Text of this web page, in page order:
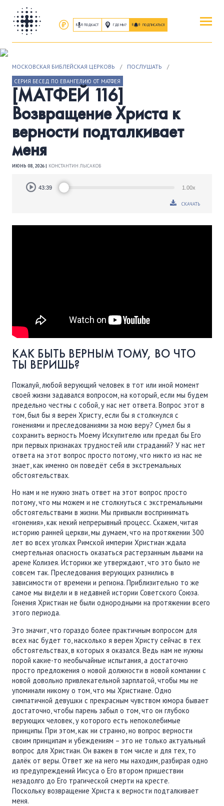
ПОДКАСТ ГДЕ МЫ? ПОДПИСАТЬСЯ
ОБ ИИСУСЕ ХРИСТЕ
ПОСЕТИТЬ
КАК ПРОЕХАТЬ |О ЦЕРКВИ
МОСКОВСКАЯ БИБЛЕЙСКАЯ ЦЕРКОВЬ / ПОСЛУШАТЬ /
СЕРИЯ БЕСЕД ПО ЕВАНГЕЛИЮ ОТ МАТФЕЯ
[МАТФЕЙ 116]
Возвращение Христа к
верности подталкивает
меня
ИЮНЬ 08, 2026 | КОНСТАНТИН ЛЫСАКОВ
Audio
Player43:39 1.00x
СКАЧАТЬ
КАК БЫТЬ ВЕРНЫМ ТОМУ, ВО ЧТО
ТЫ ВЕРИШЬ?
Пожалуй, любой верующий человек в тот или иной момент
своей жизни задавался вопросом, на который, если мы будем
предельно честны с собой, у нас нет ответа. Вопрос этот в
том, был бы я верен Христу, если бы я столкнулся с
гонениями и преследованиями за мою веру? Сумел бы я
сохранить верность Моему Искупителю или предал бы Его
при первых признаках трудностей или страданий? У нас нет
ответа на этот вопрос просто потому, что никто из нас не
знает, как именно он поведёт себя в экстремальных
обстоятельствах.
Но нам и не нужно знать ответ на этот вопрос просто
потому, что мы можем и не столкнуться с экстремальными
обстоятельствами в жизни. Мы привыкли воспринимать
«гонения», как некий непрерывный процесс. Скажем, читая
историю ранней церкви, мы думаем, что на протяжении 300
лет во всех уголках Римской империи Христиан ждала
смертельная опасность оказаться растерзанным львами на
арене Колизея. Историки же утверждают, что это было не
совсем так. Преследования верующих разнились в
зависимости от времени и региона. Приблизительно то же
самое мы видели и в недавней истории Советского Союза.
Гонения Христиан не были однородными на протяжении всего
этого периода.
Это значит, что гораздо более практичным вопросом для
всех нас будет то, насколько я верен Христу сейчас в тех
обстоятельствах, в которых я оказался. Ведь нам не нужны
порой какие-то необычайные испытания, а достаточно
просто предложения о новой должности в новой компании с
новой довольно привлекательной зарплатой, чтобы мы не
упоминали никому о том, что мы Христиане. Одно
симпатичной девушки с прекрасным чувством юмора бывает
достаточно, чтобы парень забыл о том, что он глубоко
верующих человек, у которого есть непоколебимые
принципы. При этом, как ни странно, но вопрос верности
своим принципам и убеждениям – это не только актуальный
вопрос для Христиан. Он важен в том числе и для тех, то
далёк от веры. Ответ же на него мы находим, разбирая одно
из предупреждений Иисуса о Его втором пришествии
незадолго до Его трагической смерти на кресте.
Поскольку возвращение Христа к верности подталкивает
меня.